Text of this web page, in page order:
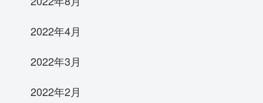
2022年4月
2022年3月
2022年2月